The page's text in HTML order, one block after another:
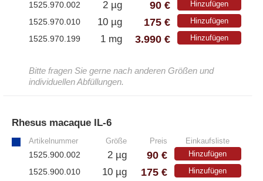
1525.970.002 2 µg 90 € Hinzufügen
1525.970.010 10 µg 175 € Hinzufügen
1525.970.199 1 mg 3.990 € Hinzufügen
Bitte fragen Sie gerne nach anderen Größen und
individuellen Abfüllungen.
Rhesus macaque IL-6
Artikelnummer Größe Preis Einkaufsliste
1525.900.002 2 µg 90 € Hinzufügen
1525.900.010 10 µg 175 € Hinzufügen